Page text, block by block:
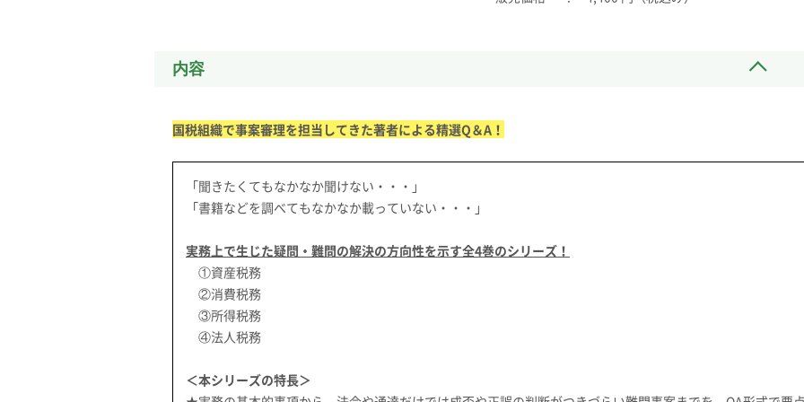
内容
国税組織で事案審理を担当してきた著者による精選Q＆A！
「聞きたくてもなかなか聞けない・・・」
「書籍などを調べてもなかなか載っていない・・・」
実務上で生じた疑問・難問の解決の方向性を示す全4巻のシリーズ！
①資産税務
②消費税務
③所得税務
④法人税務
＜本シリーズの特長＞